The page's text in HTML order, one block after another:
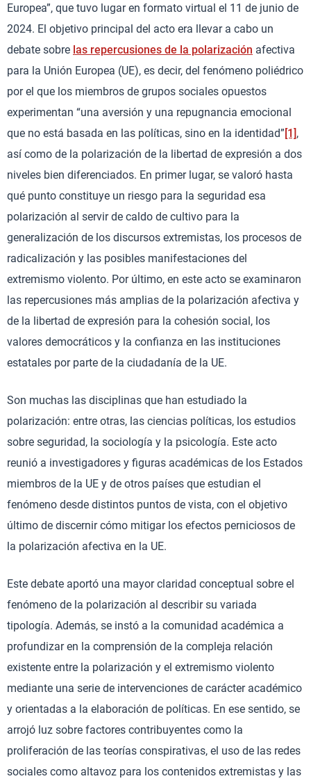
Europea”, que tuvo lugar en formato virtual el 11 de junio de
2024. El objetivo principal del acto era llevar a cabo un
debate sobre las repercusiones de la polarización afectiva
para la Unión Europea (UE), es decir, del fenómeno poliédrico
por el que los miembros de grupos sociales opuestos
experimentan “una aversión y una repugnancia emocional
que no está basada en las políticas, sino en la identidad” [1],
así como de la polarización de la libertad de expresión a dos
niveles bien diferenciados. En primer lugar, se valoró hasta
qué punto constituye un riesgo para la seguridad esa
polarización al servir de caldo de cultivo para la
generalización de los discursos extremistas, los procesos de
radicalización y las posibles manifestaciones del
extremismo violento. Por último, en este acto se examinaron
las repercusiones más amplias de la polarización afectiva y
de la libertad de expresión para la cohesión social, los
valores democráticos y la confianza en las instituciones
estatales por parte de la ciudadanía de la UE.
Son muchas las disciplinas que han estudiado la
polarización: entre otras, las ciencias políticas, los estudios
sobre seguridad, la sociología y la psicología. Este acto
reunió a investigadores y figuras académicas de los Estados
miembros de la UE y de otros países que estudian el
fenómeno desde distintos puntos de vista, con el objetivo
último de discernir cómo mitigar los efectos perniciosos de
la polarización afectiva en la UE.
Este debate aportó una mayor claridad conceptual sobre el
fenómeno de la polarización al describir su variada
tipología. Además, se instó a la comunidad académica a
profundizar en la comprensión de la compleja relación
existente entre la polarización y el extremismo violento
mediante una serie de intervenciones de carácter académico
y orientadas a la elaboración de políticas. En ese sentido, se
arrojó luz sobre factores contribuyentes como la
proliferación de las teorías conspirativas, el uso de las redes
sociales como altavoz para los contenidos extremistas y las